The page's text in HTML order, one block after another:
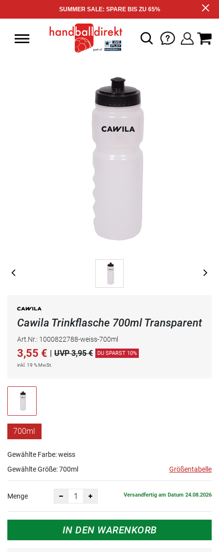
SUMMER SALE: SPARE BIS ZU 65%
Cawila Trinkflasche 700ml Transparent
Art.Nr.: 1000822788-weiss-700ml
3,55 € | UVP 3,95 € DU SPARST 10%
inkl. 19 % MwSt.
700ml
Gewählte Farbe: weiss
Gewählte Größe:700ml Größentabelle
Menge Versandfertig am Datum 24.08.2026
IN DEN WARENKORB